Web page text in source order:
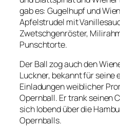
gab es: Gugelhupf und
Apfelstrudel mit
Zwetschgenröster,
Punschtorte.
Der Ball zog auch den
Luckner, bekannt für seine
Einladungen weiblicher
Opernball. Er trank seinen
sich lobend über die
Opernballs.